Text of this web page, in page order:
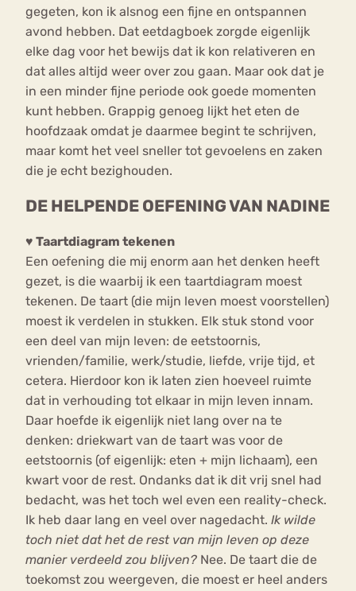
gegeten, kon ik alsnog een fijne en ontspannen
avond hebben. Dat eetdagboek zorgde eigenlijk
elke dag voor het bewijs dat ik kon relativeren en
dat alles altijd weer over zou gaan. Maar ook dat je
in een minder fijne periode ook goede momenten
kunt hebben. Grappig genoeg lijkt het eten de
hoofdzaak omdat je daarmee begint te schrijven,
maar komt het veel sneller tot gevoelens en zaken
die je echt bezighouden.
DE HELPENDE OEFENING VAN NADINE
♥ Taartdiagram tekenen
Een oefening die mij enorm aan het denken heeft
gezet, is die waarbij ik een taartdiagram moest
tekenen. De taart (die mijn leven moest voorstellen)
moest ik verdelen in stukken. Elk stuk stond voor
een deel van mijn leven: de eetstoornis,
vrienden/familie, werk/studie, liefde, vrije tijd, et
cetera. Hierdoor kon ik laten zien hoeveel ruimte
dat in verhouding tot elkaar in mijn leven innam.
Daar hoefde ik eigenlijk niet lang over na te
denken: driekwart van de taart was voor de
eetstoornis (of eigenlijk: eten + mijn lichaam), een
kwart voor de rest. Ondanks dat ik dit vrij snel had
bedacht, was het toch wel even een reality-check.
Ik heb daar lang en veel over nagedacht. Ik wilde
toch niet dat het de rest van mijn leven op deze
manier verdeeld zou blijven? Nee. De taart die de
toekomst zou weergeven, die moest er heel anders